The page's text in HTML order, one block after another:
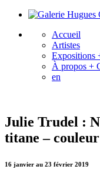
Accueil
Artistes
Expositions
À propos +
en
Julie Trudel :
titane –
16 janvier au 23 février 2019